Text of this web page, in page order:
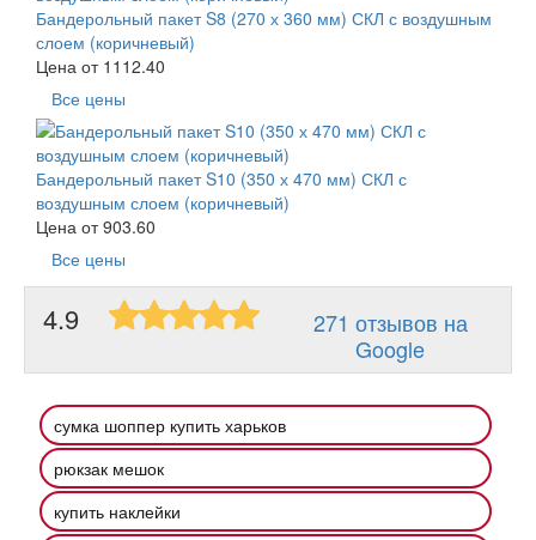
Бандерольный пакет S8 (270 х 360 мм) СКЛ с воздушным
слоем (коричневый)
Цена от 1112.40
Все цены
Бандерольный пакет S10 (350 х 470 мм) СКЛ с
воздушным слоем (коричневый)
Цена от903.60
Все цены
4.9
271 отзывов на
Google
сумка шоппер купить харьков
рюкзак мешок
купить наклейки